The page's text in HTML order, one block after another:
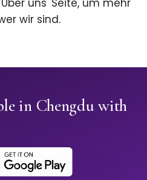
uns' Seite, um mehr
wir sind.
in Chengdu with